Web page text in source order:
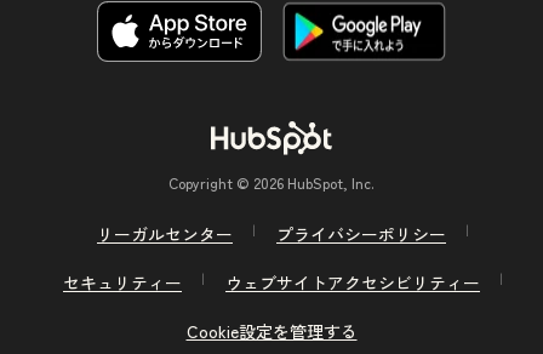
Copyright © 2026 HubSpot, Inc.
リーガルセンター
プライバシーポリシー
セキュリティー
ウェブサイトアクセシビリティー
Cookie設定を管理する